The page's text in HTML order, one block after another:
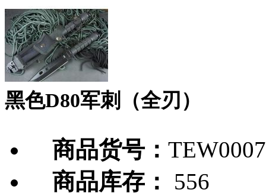
黑色D80军刺（全刃）
商品货号：
商品库存：
556